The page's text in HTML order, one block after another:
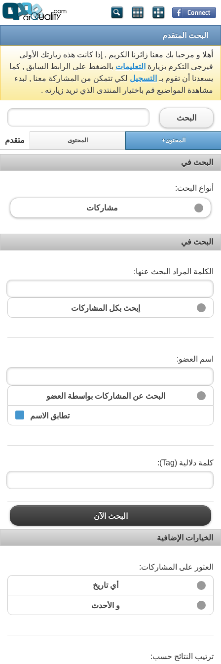
البحث المتقدم
أهلا و مرحبا بك معنا زائرنا الكريم , إذا كانت هذه زيارتك الأولى
فيرجى التكرم بزيارة التعليمات بالضغط على الرابط السابق , كما
يسعدنا أن تقوم بـ التسجيل لكي تتمكن من المشاركة معنا , لبدء
مشاهدة المواضيع قم باختيار المنتدى الذي تريد زيارته .
البحث
متقدم المحتوى المحتوى+
البحث في
أنواع البحث:
مشاركات
البحث في
الكلمة المراد البحث عنها:
إبحث بكل المشاركات
اسم العضو:
البحث عن المشاركات بواسطة العضو
تطابق الاسم
كلمة دلالية (Tag):
البحث الآن
الخيارات الإضافية
العثور على المشاركات:
أي تاريخ
و الأحدث
ترتيب النتائج حسب: